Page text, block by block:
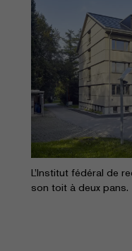
L’Institut fédéral de
son toit à deux pans.